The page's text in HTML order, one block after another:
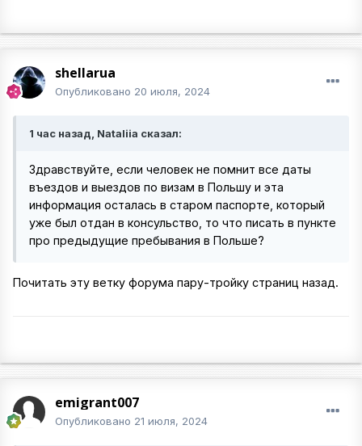
shellarua
Опубликовано 20 июля, 2024
1 час назад, Nataliia сказал:
Здравствуйте, если человек не помнит все даты
въездов и выездов по визам в Польшу и эта
информация осталась в старом паспорте, который
уже был отдан в консульство, то что писать в пункте
про предыдущие пребывания в Польше?
Почитать эту ветку форума пару-тройку страниц назад.
emigrant007
Опубликовано 21 июля, 2024